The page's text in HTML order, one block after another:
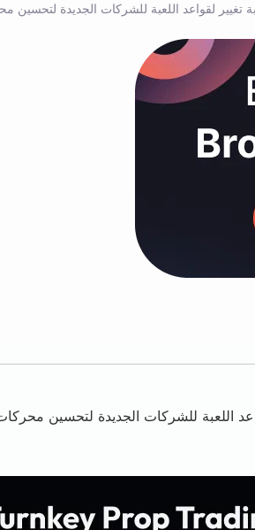
تغيير لقواعد اللعبة للشركات الجديدة لتحسين
اللعبة للشركات الجديدة لتحسين